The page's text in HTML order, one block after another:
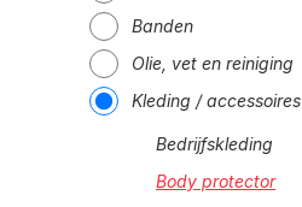
Banden
Olie, vet en reiniging
Kleding / accessoires
Bedrijfskleding
Body protector